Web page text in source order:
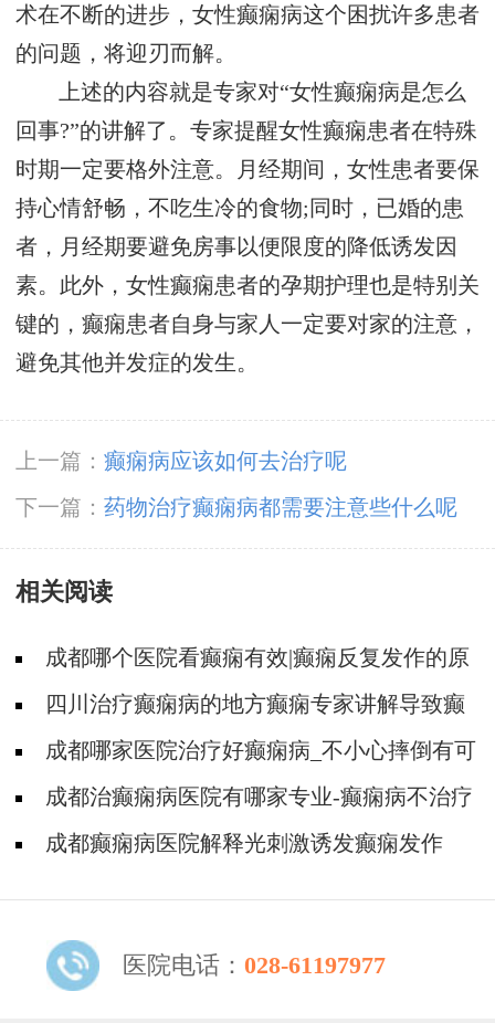
术在不断的进步，女性癫痫病这个困扰许多患者
的问题，将迎刃而解。
上述的内容就是专家对“女性癫痫病是怎么
回事?”的讲解了。专家提醒女性癫痫患者在特殊
时期一定要格外注意。月经期间，女性患者要保
持心情舒畅，不吃生冷的食物;同时，已婚的患
者，月经期要避免房事以便限度的降低诱发因
素。此外，女性癫痫患者的孕期护理也是特别关
键的，癫痫患者自身与家人一定要对家的注意，
避免其他并发症的发生。
上一篇： 癫痫病应该如何去治疗呢
下一篇： 药物治疗癫痫病都需要注意些什么呢
相关阅读
成都哪个医院看癫痫有效|癫痫反复发作的原
因是啥?
四川治疗癫痫病的地方癫痫专家讲解导致癫
痫病反复发作的原因!
成都哪家医院治疗好癫痫病_不小心摔倒有可
能导致癫痫吗?
成都治癫痫病医院有哪家专业-癫痫病不治疗
的危害是什么
成都癫痫病医院解释光刺激诱发癫痫发作
医院电话： 028-61197977